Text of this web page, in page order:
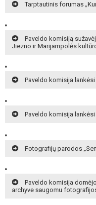
Tarptautinis forumas
Paveldo komisiją
Jiezno ir Marijampolės
Paveldo komisija
Paveldo komisija
Fotografijų parodos
Paveldo komisija
archyve saugomu